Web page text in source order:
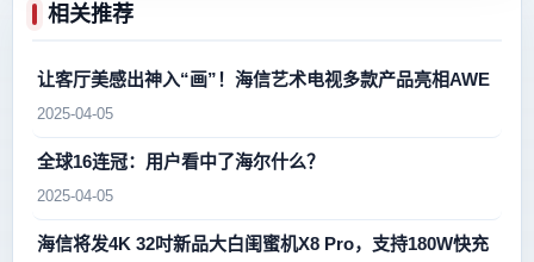
相关推荐
让客厅美感出神入“画”！海信艺术电视多款产品亮相AWE
2025-04-05
全球16连冠：用户看中了海尔什么？
2025-04-05
海信将发4K 32吋新品大白闺蜜机X8 Pro，支持180W快充